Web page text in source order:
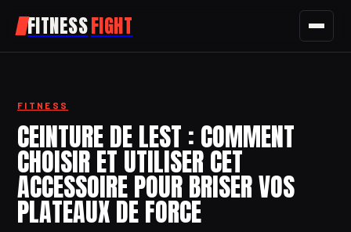
FITNESSFIGHT
SPORT
NUTRITION
SANTÉ
BIEN-ÊTRE
FITNESS
CEINTURE DE LEST : COMMENT
CHOISIR ET UTILISER CET
ACCESSOIRE POUR BRISER VOS
PLATEAUX DE FORCE